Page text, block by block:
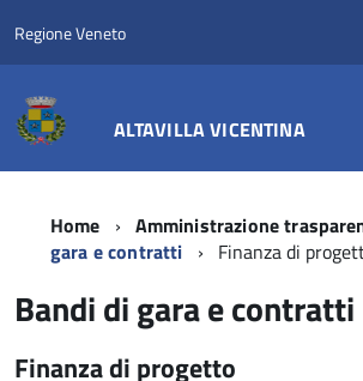
Regione Veneto
ALTAVILLA VICENTINA
Home Amministrazione
gara e contratti
Finanza di
Bandi di gara e contratti
Finanza di progetto